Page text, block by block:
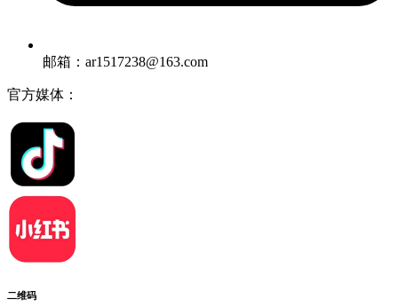
邮箱：ar1517238@163.com
官方媒体：
二维码